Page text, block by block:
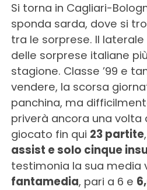
Si torna in Cagliari-
sponda sarda, dove si
tra le sorprese. Il
delle sorprese italiane
stagione. Classe ’99 e
vendere, la scorsa
panchina, ma
priverà ancora una volta
giocato fin qui 23 partite
assist e solo cinque
testimonia la sua media
fantamedia, pari a 6 e